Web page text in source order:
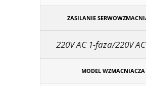
ZASILANIE
220V AC 1-faza/220V
MODEL WZMACNIACZA